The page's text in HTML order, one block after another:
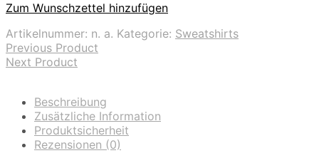
Zum Wunschzettel hinzufügen
Artikelnummer: n. a. Kategorie: Sweatshirts
Previous Product
Next Product
Beschreibung
Zusätzliche Information
Produktsicherheit
Rezensionen (0)